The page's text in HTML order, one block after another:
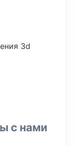
3d
с нами